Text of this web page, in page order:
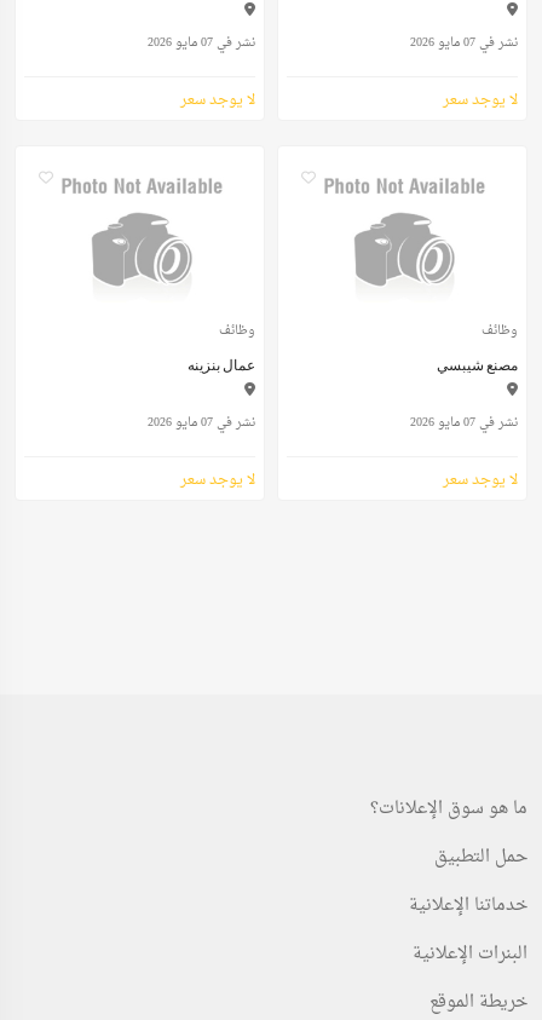
نشر في 07 مايو 2026
لا يوجد سعر
نشر في 07 مايو 2026
لا يوجد سعر
وظائف
مصنع شيبسي
نشر في 07 مايو 2026
لا يوجد سعر
وظائف
عمال بنزينه
نشر في 07 مايو 2026
لا يوجد سعر
ما هو سوق الإعلانات؟
حمل التطبيق
خدماتنا الإعلانية
البنرات الإعلانية
خريطة الموقع